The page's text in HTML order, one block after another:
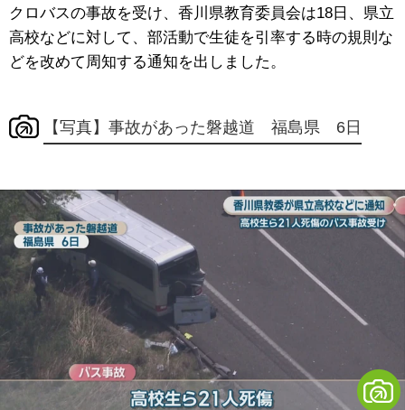
クロバスの事故を受け、香川県教育委員会は18日、県立
高校などに対して、部活動で生徒を引率する時の規則な
どを改めて周知する通知を出しました。
【写真】事故があった磐越道 福島県 6日